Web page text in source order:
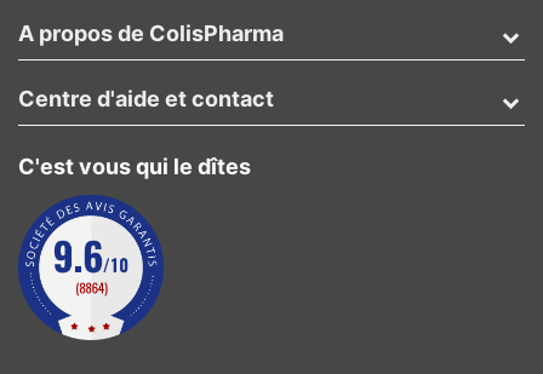
A propos de ColisPharma
C'est vous qui le dîtes
Centre d'aide et contact